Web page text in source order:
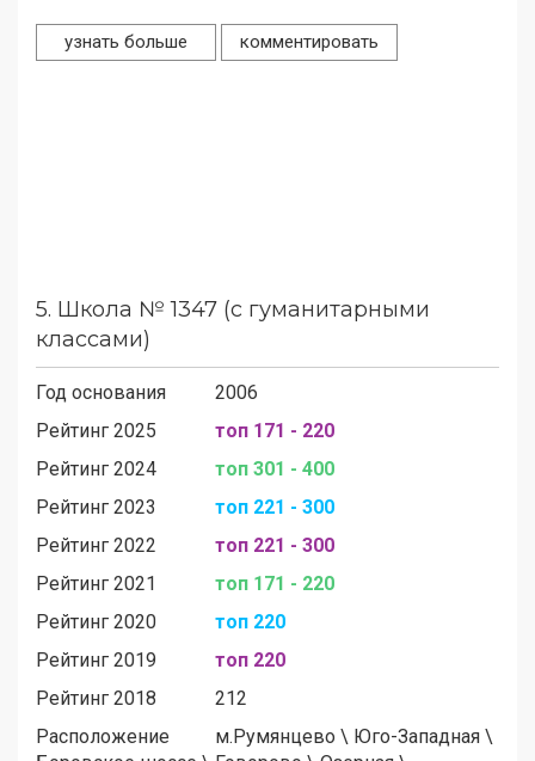
узнать больше комментировать
5. Школа № 1347 (с гуманитарными
классами)
Год основания
2006
Рейтинг 2025
топ 171 - 220
Рейтинг 2024
топ 301 - 400
Рейтинг 2023
топ 221 - 300
Рейтинг 2022
топ 221 - 300
Рейтинг 2021
топ 171 - 220
Рейтинг 2020
топ 220
Рейтинг 2019
топ 220
Рейтинг 2018
212
Расположение
м.Румянцево \ Юго-Западная \